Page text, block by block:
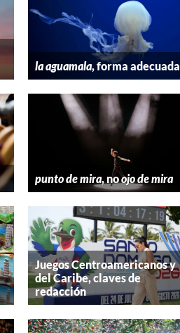
la aguamala, forma adecuada
punto de mira, noojo de mira
Juegos Centroamericanos y
del Caribe, claves de
redacción